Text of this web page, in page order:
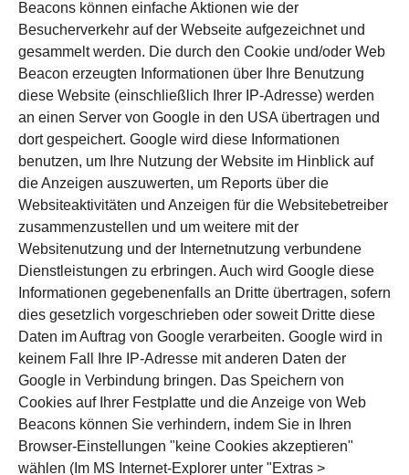
Beacons können einfache Aktionen wie der
Besucherverkehr auf der Webseite aufgezeichnet und
gesammelt werden. Die durch den Cookie und/oder Web
Beacon erzeugten Informationen über Ihre Benutzung
diese Website (einschließlich Ihrer IP-Adresse) werden
an einen Server von Google in den USA übertragen und
dort gespeichert. Google wird diese Informationen
benutzen, um Ihre Nutzung der Website im Hinblick auf
die Anzeigen auszuwerten, um Reports über die
Websiteaktivitäten und Anzeigen für die Websitebetreiber
zusammenzustellen und um weitere mit der
Websitenutzung und der Internetnutzung verbundene
Dienstleistungen zu erbringen. Auch wird Google diese
Informationen gegebenenfalls an Dritte übertragen, sofern
dies gesetzlich vorgeschrieben oder soweit Dritte diese
Daten im Auftrag von Google verarbeiten. Google wird in
keinem Fall Ihre IP-Adresse mit anderen Daten der
Google in Verbindung bringen. Das Speichern von
Cookies auf Ihrer Festplatte und die Anzeige von Web
Beacons können Sie verhindern, indem Sie in Ihren
Browser-Einstellungen "keine Cookies akzeptieren"
wählen (Im MS Internet-Explorer unter "Extras >